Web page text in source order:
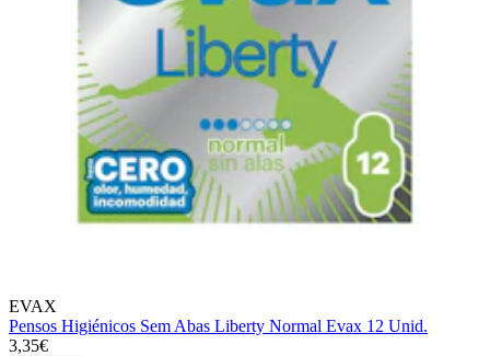
EVAX
Pensos Higiénicos Sem Abas Liberty Normal Evax 12 Unid.
3,35€